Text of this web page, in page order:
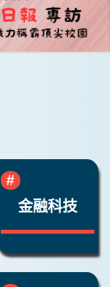
金融科技